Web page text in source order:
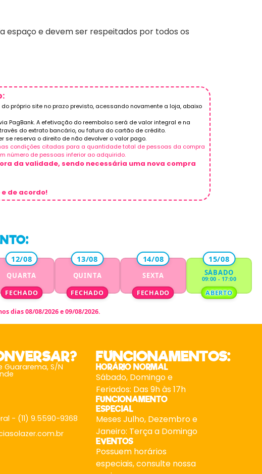
espaço e devem ser respeitados por todos os
próprio site no prazo previsto, acessando novamente a loja, abaixo
PagBank. A efetivação do reembolso será de valor integral e na
do extrato bancário, ou fatura do cartão de crédito.
reserva o direito de não devolver o valor pago.
condições citadas para a quantidade total de pessoas da compra
número de pessoas inferior ao adquirido.
da validade, sendo necessária uma nova compra
de acordo!
12/08
QUARTA
FECHADO
13/08
QUINTA
FECHADO
14/08
SEXTA
FECHADO
15/08
SÁBADO
09:00 - 17:00
ABERTO
dias 08/08/2026 e 09/08/2026.
Guararema, S/N
- (11) 9.5590-9368
FUNCIONAMENTOS:
HORÁRIO NORMAL
Sábado, Domingo e
Feriados: Das 9h às 17h
FUNCIONAMENTO
ESPECIAL
Meses Julho, Dezembro e
Janeiro: Terça a Domingo
EVENTOS
Possuem horários
especiais, consulte nossa